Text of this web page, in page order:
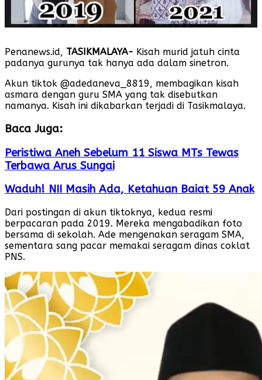
Penanews.id, TASIKMALAYA- Kisah murid jatuh cinta
padanya gurunya tak hanya ada dalam sinetron.
Akun tiktok @adedaneva_8819, membagikan kisah
asmara dengan guru SMA yang tak disebutkan
namanya. Kisah ini dikabarkan terjadi di Tasikmalaya.
Baca Juga:
Peristiwa Aneh Sebelum 11 Siswa MTs Tewas
Terbawa Arus Sungai
Waduh! NII Masih Ada, Ketahuan Baiat 59 Anak
Dari postingan di akun tiktoknya, kedua resmi
berpacaran pada 2019. Mereka mengabadikan foto
bersama di sekolah. Ade mengenakan seragam SMA,
sementara sang pacar memakai seragam dinas coklat
PNS.